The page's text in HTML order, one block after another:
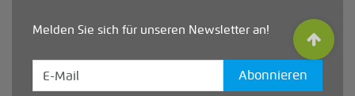
Melden Sie sich für unseren Newsletter an!